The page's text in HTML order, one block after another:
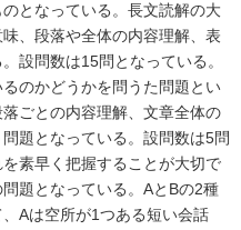
となっている。長文読解の大
、段落や全体の内容理解、表
設問数は15問となっている。
のかどうかを問うた問題とい
ごとの内容理解、文章全体の
題となっている。設問数は5問
素早く把握することが大切で
題となっている。AとBの2種
Aは空所が1つある短い会話